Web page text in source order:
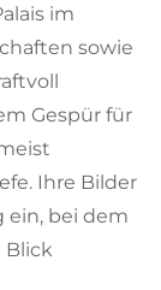
im
sowie
Gespür für
Ihre Bilder
ein, bei dem
Blick